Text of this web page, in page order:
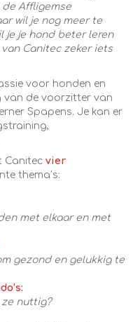
Affligemse
wil je nog meer te
je je hond beter leren
Canitec zeker iets
voor honden en
van de voorzitter van
Spapens. Je kan er
Canitec vier
thema’s:
met elkaar en met
gezond en gelukkig te
ze nuttig?